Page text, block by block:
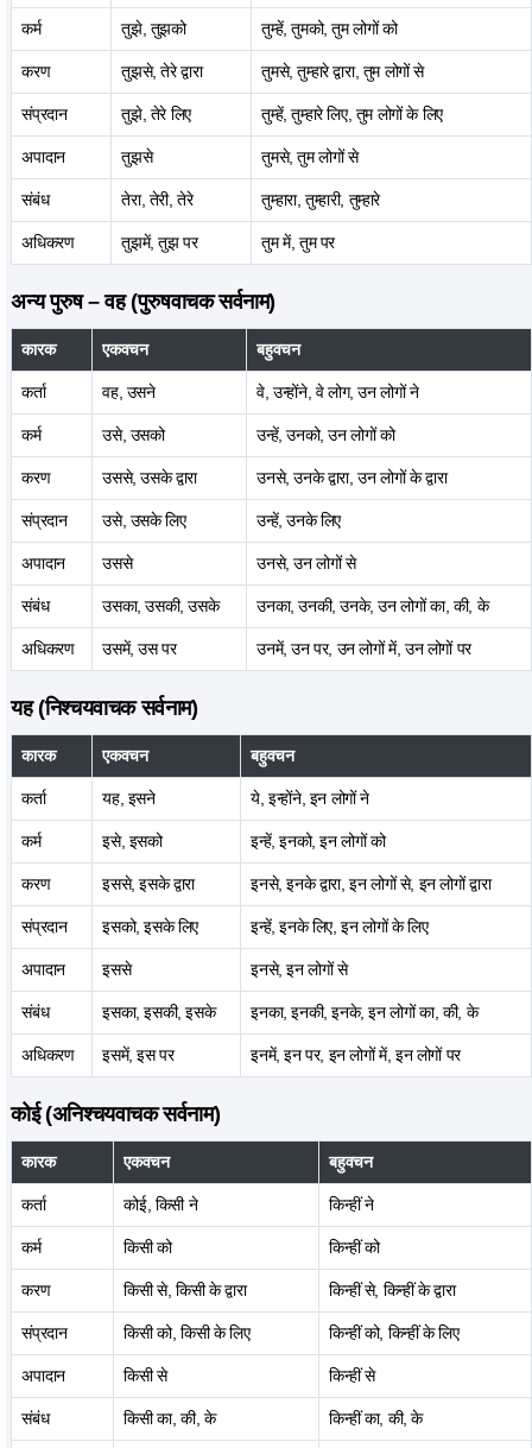
कर्म तुझे, तुझको तुम्हें, तुमको, तुम लोगों को
करण तुझसे, तेरे द्वारा तुमसे, तुम्हारे द्वारा, तुम लोगों से
संप्रदान तुझे, तेरे लिए तुम्हें, तुम्हारे लिए, तुम लोगों के लिए
अपादान तुझसे तुमसे, तुम लोगों से
संबंध तेरा, तेरी, तेरे तुम्हारा, तुम्हारी, तुम्हारे
अधिकरण तुझमें, तुझ पर तुम में, तुम पर
अन्य पुरुष – वह (पुरुषवाचक सर्वनाम)
कारक एकवचन बहुवचन
कर्ता वह, उसने वे, उन्होंने, वे लोग, उन लोगों ने
कर्म उसे, उसको उन्हें, उनको, उन लोगों को
करण उससे, उसके द्वारा उनसे, उनके द्वारा, उन लोगों के द्वारा
संप्रदान उसे, उसके लिए उन्हें, उनके लिए
अपादान उससे उनसे, उन लोगों से
संबंध उसका, उसकी, उसके उनका, उनकी, उनके, उन लोगों का, की, के
अधिकरण उसमें, उस पर उनमें, उन पर, उन लोगों में, उन लोगों पर
यह (निश्चयवाचक सर्वनाम)
कारक एकवचन बहुवचन
कर्ता यह, इसने ये, इन्होंने, इन लोगों ने
कर्म इसे, इसको इन्हें, इनको, इन लोगों को
करण इससे, इसके द्वारा इनसे, इनके द्वारा, इन लोगों से, इन लोगों द्वारा
संप्रदान इसको, इसके लिए इन्हें, इनके लिए, इन लोगों के लिए
अपादान इससे इनसे, इन लोगों से
संबंध इसका, इसकी, इसके इनका, इनकी, इनके, इन लोगों का, की, के
अधिकरण इसमें, इस पर इनमें, इन पर, इन लोगों में, इन लोगों पर
कोई (अनिश्चयवाचक सर्वनाम)
कारक एकवचन बहुवचन
कर्ता कोई, किसी ने किन्हीं ने
कर्म किसी को किन्हीं को
करण किसी से, किसी के द्वारा किन्हीं से, किन्हीं के द्वारा
संप्रदान किसी को, किसी के लिए किन्हीं को, किन्हीं के लिए
अपादान किसी से किन्हीं से
संबंध किसी का, की, के किन्हीं का, की, के